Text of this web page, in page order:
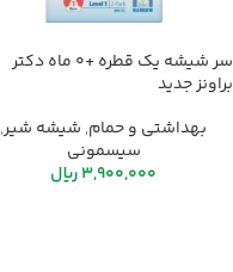
سر شیشه یک قطره +0 ماه دکتر
براونز جدید
بهداشتی و حمام, شیشه شیر,
سیسمونی
3,900,000ریال